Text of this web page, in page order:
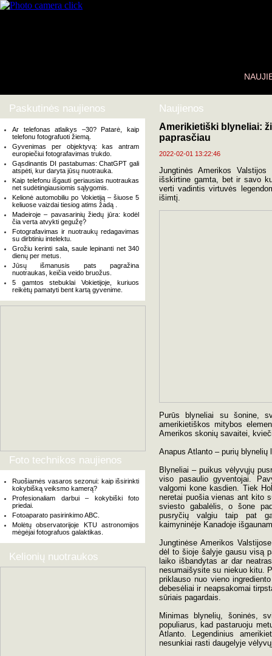
Paskutinės naujienos
Ar telefonas atlaikys –30? Patarė, kaip
telefonu fotografuoti žiemą.
Gyvenimas per objektyvą: kas antram
europiečiui fotografavimas trukdo.
Gąsdinantis DI pastabumas: ChatGPT gali
atspėti, kur daryta jūsų nuotrauka.
Kaip telefonu išgauti geriausias nuotraukas
net sudėtingiausiomis sąlygomis.
Kelionė automobiliu po Vokietiją – šiuose 5
keliuose vaizdai tiesiog atims žadą .
Madeiroje – pavasarinių žiedų jūra: kodėl
čia verta atvykti gegužę?
Fotografavimas ir nuotraukų redagavimas
su dirbtiniu intelektu.
Grožiu kerinti sala, saule lepinanti net 340
dienų per metus.
Jūsų išmanusis pats pagražina
nuotraukas, keičia veido bruožus.
5 gamtos stebuklai Vokietijoje, kuriuos
reikėtų pamatyti bent kartą gyvenime.
Foto technikos naujienos
Ruošiamės vasaros sezonui: kaip išsirinkti
kokybišką veiksmo kamerą?
Profesionaliam darbui – kokybiški foto
priedai.
Fotoaparato pasirinkimo ABC.
Molėtų observatorijoje KTU astronomijos
mėgėjai fotografuos galaktikas.
Kelionių nuotraukos
Naujienos
Amerikietiški blyneliai:
paprasčiau
2022-02-01 13:22:46
Jungtinės Amerikos
išskirtine gamta, bet ir savo
verti vadintis virtuvės
išimtį.
Purūs blyneliai su šonine,
amerikietiškos mitybos
Amerikos skonių savaitei,
Anapus Atlanto – purių blynelių
Blyneliai – puikus vėlyvųjų
viso pasaulio gyventojai.
valgomi kone kasdien. Tiek
neretai puošia vienas ant kito
sviesto gabalėlis, o šone
pusryčių valgiu taip pat
kaimyninėje Kanadoje
Jungtinėse Amerikos
dėl to šioje šalyje gausu visą
laiko išbandytas ar dar
nesumaišysite su niekuo kitu.
priklauso nuo vieno
debesėliai ir neapsakomai
sūriais pagardais.
Minimas blynelių, šoninės,
populiarus, kad pastaruoju
Atlanto. Legendinius
nesunkiai rasti daugelyje